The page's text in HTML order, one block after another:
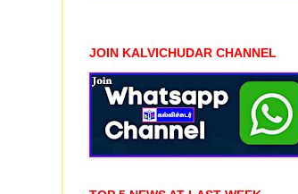
JOIN KALVICHUDAR CHANNEL